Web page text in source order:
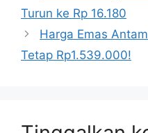
Turun ke Rp 16.180
Harga Emas
Tetap Rp1.539.000!